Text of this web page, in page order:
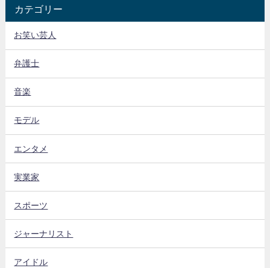
カテゴリー
お笑い芸人
弁護士
音楽
モデル
エンタメ
実業家
スポーツ
ジャーナリスト
アイドル